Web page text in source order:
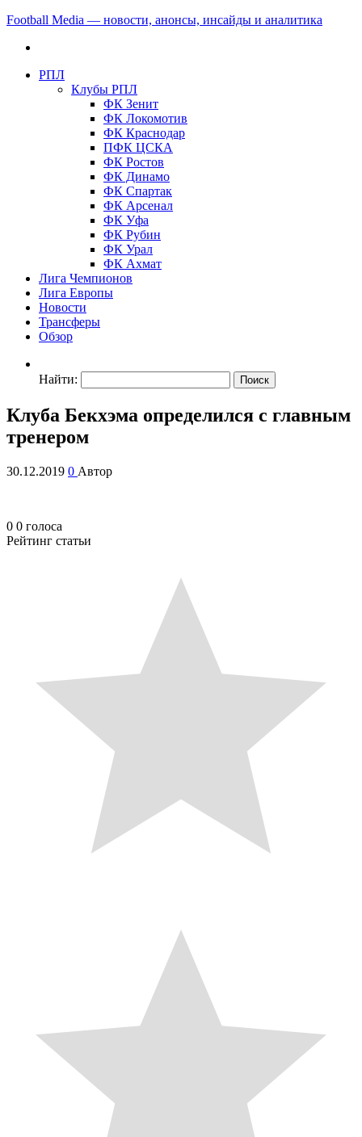
Football Media — новости, анонсы, инсайды и аналитика
РПЛ
Клубы РПЛ
ФК Зенит
ФК Локомотив
ФК Краснодар
ПФК ЦСКА
ФК Ростов
ФК Динамо
ФК Спартак
ФК Арсенал
ФК Уфа
ФК Рубин
ФК Урал
ФК Ахмат
Лига Чемпионов
Лига Европы
Новости
Трансферы
Обзор
Найти:
Клуба Бекхэма определился с главным
тренером
30.12.2019 0 Автор
0 0 голоса
Рейтинг статьи